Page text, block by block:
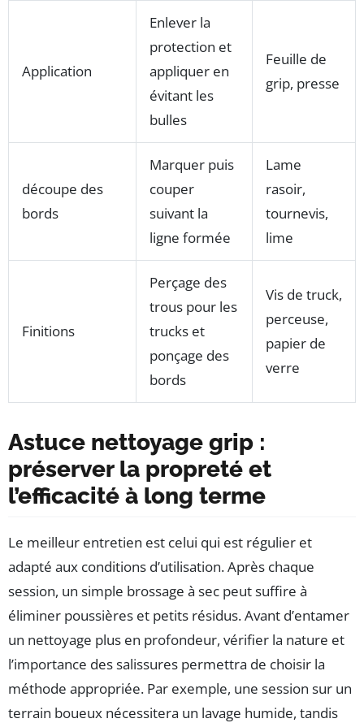
Application
Enlever la
protection et
appliquer en
évitant les
bulles
Feuille de
grip, presse
découpe des
bords
Marquer puis
couper
suivant la
ligne formée
Lame
rasoir,
tournevis,
lime
Finitions
Perçage des
trous pour les
trucks et
ponçage des
bords
Vis de truck,
perceuse,
papier de
verre
Astuce nettoyage grip :
préserver la propreté et
l’efficacité à long terme
Le meilleur entretien est celui qui est régulier et
adapté aux conditions d’utilisation. Après chaque
session, un simple brossage à sec peut suffire à
éliminer poussières et petits résidus. Avant d’entamer
un nettoyage plus en profondeur, vérifier la nature et
l’importance des salissures permettra de choisir la
méthode appropriée. Par exemple, une session sur un
terrain boueux nécessitera un lavage humide, tandis